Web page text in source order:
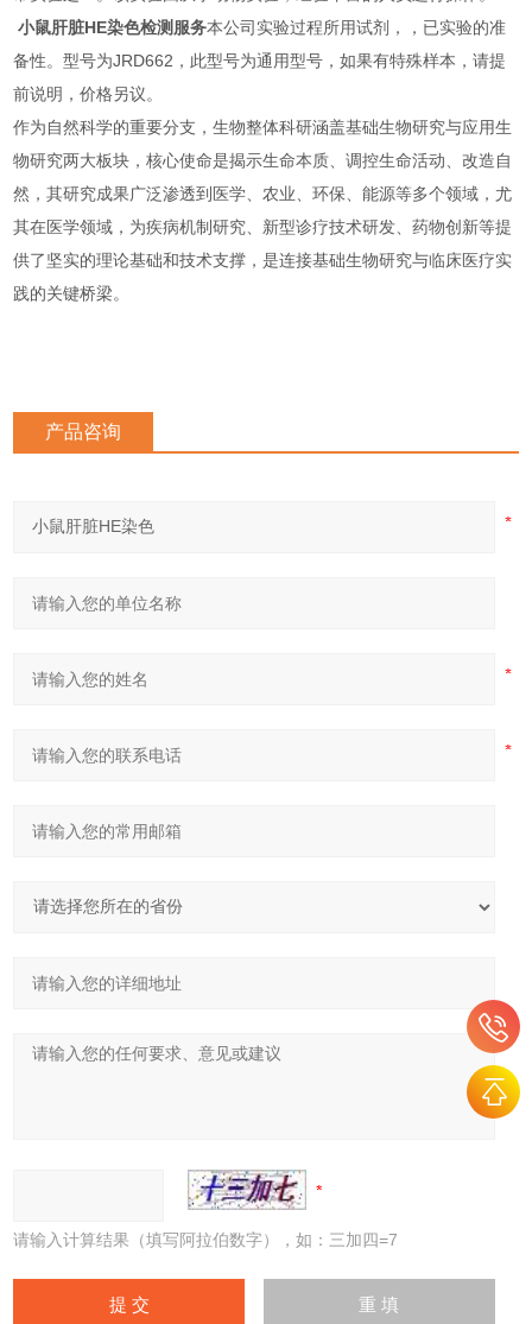
小鼠肝脏HE染色检测服务本公司实验过程所用试剂，，已实验的准
备性。型号为JRD662，此型号为通用型号，如果有特殊样本，请提
前说明，价格另议。
作为自然科学的重要分支，生物整体科研涵盖基础生物研究与应用生
物研究两大板块，核心使命是揭示生命本质、调控生命活动、改造自
然，其研究成果广泛渗透到医学、农业、环保、能源等多个领域，尤
其在医学领域，为疾病机制研究、新型诊疗技术研发、药物创新等提
供了坚实的理论基础和技术支撑，是连接基础生物研究与临床医疗实
践的关键桥梁。
产品咨询
请输入计算结果（填写阿拉伯数字），如：三加四=7